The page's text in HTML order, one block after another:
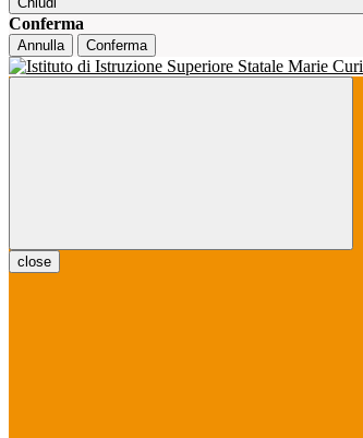
Conferma
Annulla Conferma
close